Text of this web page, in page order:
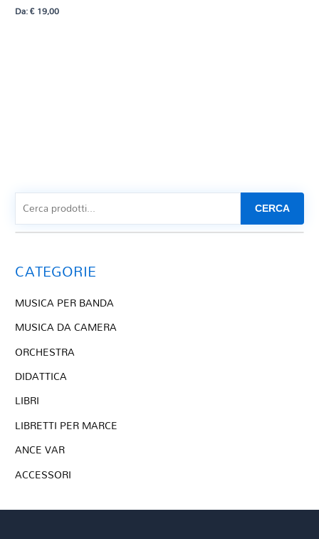
Da:€19,00
CERCA
CATEGORIE
MUSICA PER BANDA
MUSICA DA CAMERA
ORCHESTRA
DIDATTICA
LIBRI
LIBRETTI PER MARCE
ANCE VAR
ACCESSORI